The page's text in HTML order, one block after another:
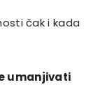
čak i kada
umanjivati